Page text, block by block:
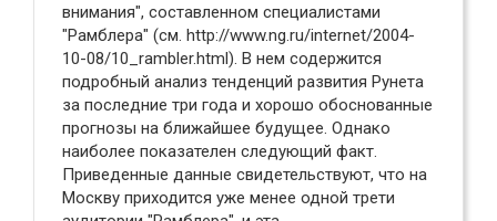
внимания", составленном специалистами
"Рамблера" (см. http://www.ng.ru/internet/2004-
10-08/10_rambler.html). В нем содержится
подробный анализ тенденций развития Рунета
за последние три года и хорошо обоснованные
прогнозы на ближайшее будущее. Однако
наиболее показателен следующий факт.
Приведенные данные свидетельствуют, что на
Москву приходится уже менее одной трети